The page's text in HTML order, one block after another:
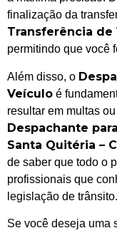
finalização da
Transferência de
permitindo que você
Além disso, o
Veículo é
resultar em multas
Despachante
Santa Quitéria –
de saber que todo o
profissionais que
legislação de trânsito.
Se você deseja uma